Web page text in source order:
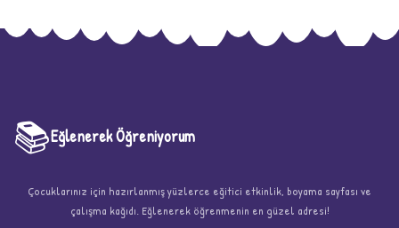
📚Eğlenerek Öğreniyorum
Çocuklarınız için hazırlanmış yüzlerce eğitici etkinlik, boyama sayfası ve
çalışma kağıdı. Eğlenerek öğrenmenin en güzel adresi!